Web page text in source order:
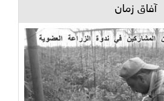
آفاق زمان